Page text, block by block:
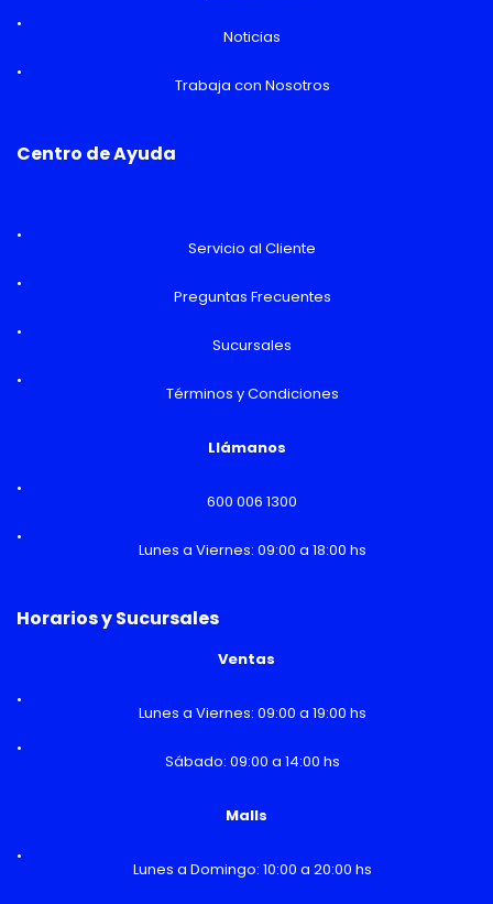
Noticias
Trabaja con Nosotros
Centro de Ayuda
Servicio al Cliente
Preguntas Frecuentes
Sucursales
Términos y Condiciones
Llámanos
600 006 1300
Lunes a Viernes: 09:00 a 18:00 hs
Horarios y Sucursales
Ventas
Lunes a Viernes: 09:00 a 19:00 hs
Sábado: 09:00 a 14:00 hs
Malls
Lunes a Domingo: 10:00 a 20:00 hs